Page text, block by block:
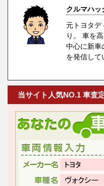
クルマハッ
元トヨタデ
り。 車を
中心に新車
を発信して
当サイト人気NO.1 車査